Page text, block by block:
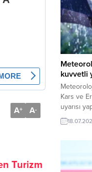
A+ A-
Turizm
Merkezi –
üyelere
kuvvetli
Kars ve
uyarısı
saatte 60
tedbirli
Çevre,